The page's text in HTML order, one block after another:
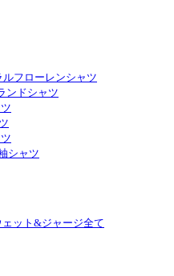
ルフローレンシャツ
ンドシャツ
シャツ
ェット&ジャージ全て